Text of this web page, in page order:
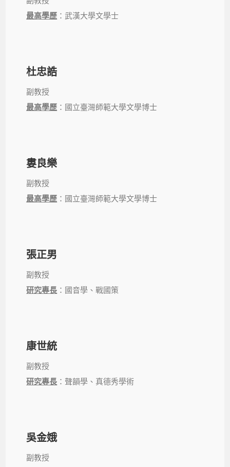
最高學歷 ：武漢大學文學士
杜忠誥
副教授
最高學歷 ：國立臺灣師範大學文學博士
婁良樂
副教授
最高學歷 ：國立臺灣師範大學文學博士
張正男
副教授
研究專長 ：國音學、戰國策
康世統
副教授
研究專長 ：聲韻學、真德秀學術
吳金娥
副教授